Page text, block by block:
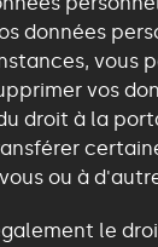
données
vous
vos
droit à la
ou à
le